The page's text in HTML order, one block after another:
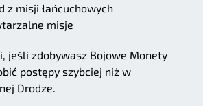
z misji łańcuchowych
misje
jeśli zdobywasz Bojowe Monety
postępy szybciej niż w
Drodze.